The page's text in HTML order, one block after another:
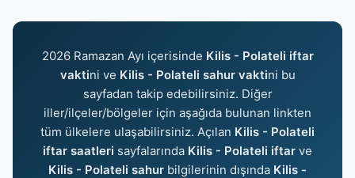
2026 Ramazan Ayı içerisinde Kilis - Polateli iftar
vaktini ve Kilis - Polateli sahur vaktini bu
sayfadan takip edebilirsiniz. Diğer
iller/ilçeler/bölgeler için aşağıda bulunan linkten
tüm ülkelere ulaşabilirsiniz. Açılan Kilis - Polateli
iftar saatleri sayfalarında Kilis - Polateli iftar ve
Kilis - Polateli sahur bilgilerinin dışında Kilis -